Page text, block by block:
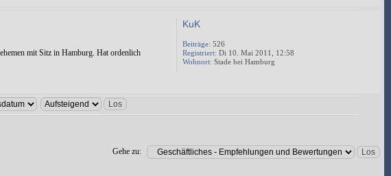
mit Sitz in Hamburg. Hat ordenlich
KuK
Beiträge: 526
Registriert: Di 10. Mai 2011, 12:58
Wohnort: Stade bei Hamburg
Gehe zu: